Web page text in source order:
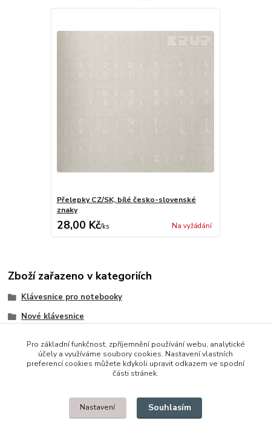
Přelepky CZ/SK, bílé česko-slovenské
znaky
28,00 Kč/ks Na vyžádání
Zboží zařazeno v kategoriích
Klávesnice pro notebooky
Nové klávesnice
© 2014 - 2025 Díly pro notebooky
Upravit sběr cookies.
Pro základní funkčnost, zpříjemnění používání webu, analytické
účely a využíváme soubory cookies. Nastavení vlastních
preferencí cookies můžete kdykoli upravit odkazem ve spodní
části stránek.
Nastavení Souhlasím